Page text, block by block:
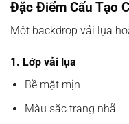
Đặc Điểm Cấu Tạo
Một backdrop vải lụa
1. Lớp vải lụa
Bề mặt mịn
Màu sắc trang nhã